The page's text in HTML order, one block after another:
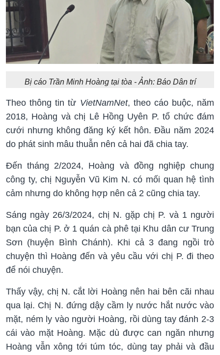
Bị cáo Trần Minh Hoàng tại tòa - Ảnh: Báo Dân trí
Theo thông tin từ VietNamNet, theo cáo buộc, năm
2018, Hoàng và chị Lê Hồng Uyên P. tổ chức đám
cưới nhưng không đăng ký kết hôn. Đầu năm 2024
do phát sinh mâu thuẫn nên cả hai đã chia tay.
Đến tháng 2/2024, Hoàng và đồng nghiệp chung
công ty, chị Nguyễn Vũ Kim N. có mối quan hệ tình
cảm nhưng do không hợp nên cả 2 cũng chia tay.
Sáng ngày 26/3/2024, chị N. gặp chị P. và 1 người
bạn của chị P. ở 1 quán cà phê tại Khu dân cư Trung
Sơn (huyện Bình Chánh). Khi cả 3 đang ngồi trò
chuyện thì Hoàng đến và yêu cầu với chị P. đi theo
để nói chuyện.
Thấy vậy, chị N. cắt lời Hoàng nên hai bên cãi nhau
qua lại. Chị N. đứng dậy cầm ly nước hắt nước vào
mặt, ném ly vào người Hoàng, rồi dùng tay đánh 2-3
cái vào mặt Hoàng. Mặc dù được can ngăn nhưng
Hoàng vẫn xông tới túm tóc, dùng tay phải và đầu